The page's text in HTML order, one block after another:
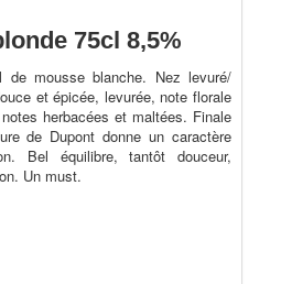
75cl 8,5%
de mousse blanche. Nez levuré/
et épicée, levurée, note florale
herbacées et maltées. Finale
de Dupont donne un caractère
Bel équilibre, tantôt douceur,
Un must.